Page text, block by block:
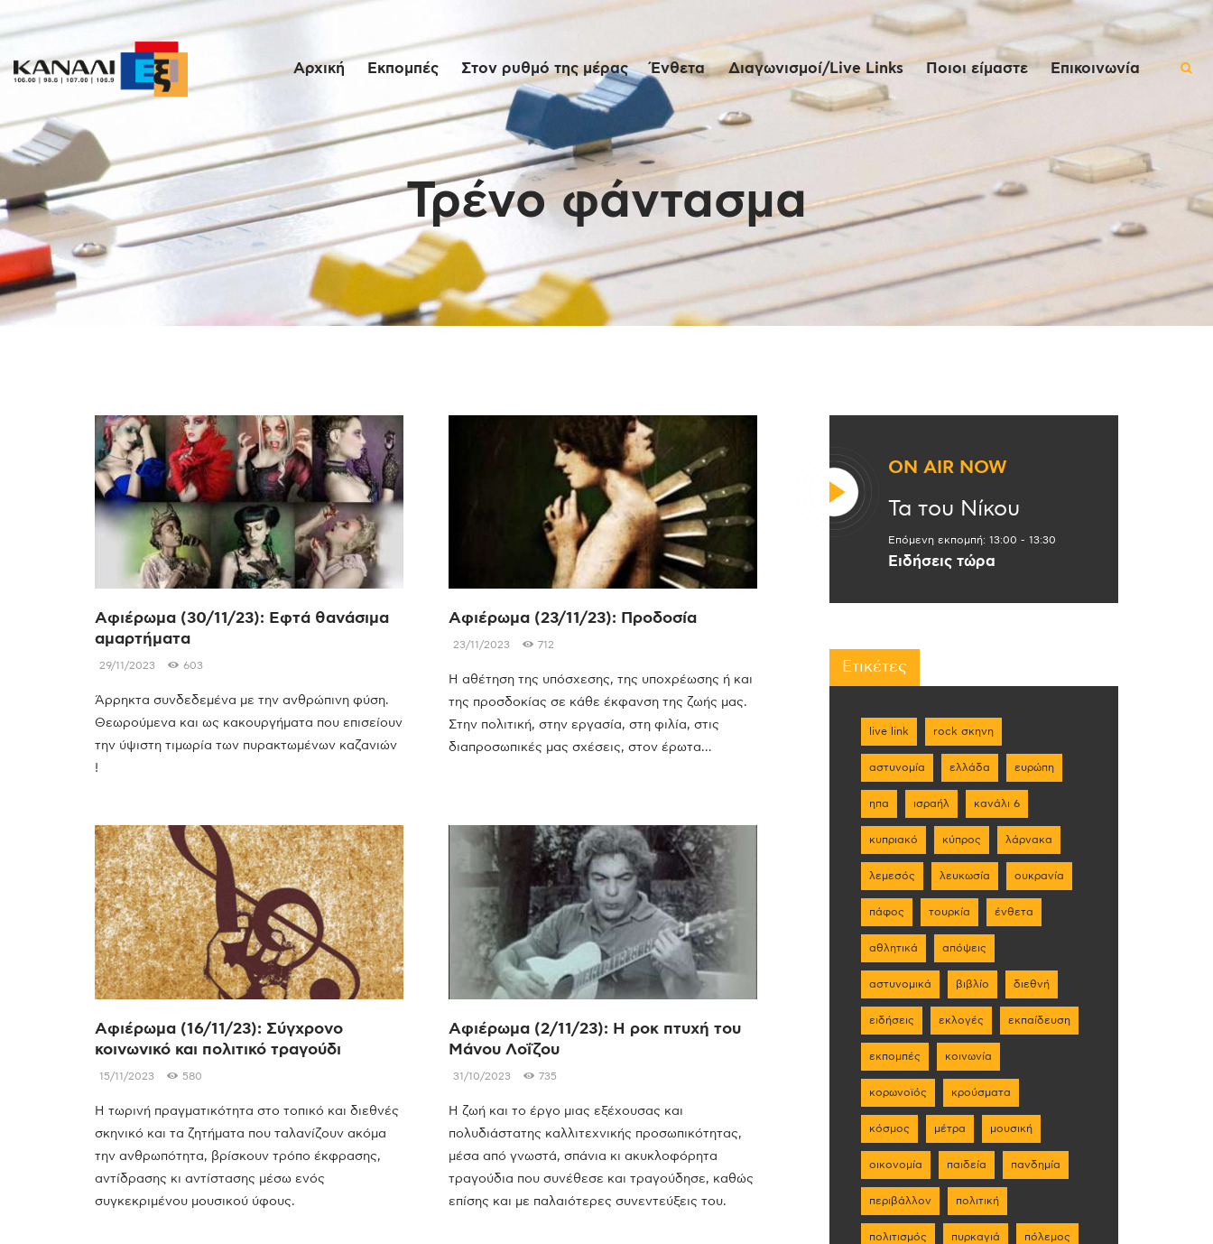
Αρχική Εκπομπές Στον ρυθμό της μέρας Ένθετα Διαγωνισμοί/Live Links Ποιοι είμαστε Επικοινωνία
Τρένο φάντασμα
Αρχική
Εκπομπές
Στον ρυθμό της
μέρας
Ένθετα
Διαγωνισμοί/Live
Links
Επικοινωνία
Αφιέρωμα (30/11/23): Εφτά θανάσιμα
αμαρτήματα
29/11/2023 603
Άρρηκτα συνδεδεμένα με την ανθρώπινη φύση.
Θεωρούμενα και ως κακουργήματα που επισείουν
την ύψιστη τιμωρία των πυρακτωμένων καζανιών
!
Αφιέρωμα (23/11/23): Προδοσία
23/11/2023 712
Η αθέτηση της υπόσχεσης, της υποχρέωσης ή και
της προσδοκίας σε κάθε έκφανση της ζωής μας.
Στην πολιτική, στην εργασία, στη φιλία, στις
διαπροσωπικές μας σχέσεις, στον έρωτα…
Αφιέρωμα (16/11/23): Σύγχρονο
κοινωνικό και πολιτικό τραγούδι
15/11/2023 580
Η τωρινή πραγματικότητα στο τοπικό και διεθνές
σκηνικό και τα ζητήματα που ταλανίζουν ακόμα
την ανθρωπότητα, βρίσκουν τρόπο έκφρασης,
αντίδρασης κι αντίστασης μέσω ενός
συγκεκριμένου μουσικού ύφους.
Αφιέρωμα (2/11/23): Η ροκ πτυχή του
Μάνου Λοΐζου
31/10/2023 735
Η ζωή και το έργο μιας εξέχουσας και
πολυδιάστατης καλλιτεχνικής προσωπικότητας,
μέσα από γνωστά, σπάνια κι ακυκλοφόρητα
τραγούδια που συνέθεσε και τραγούδησε, καθώς
επίσης και με παλαιότερες συνεντεύξεις του.
ON AIR NOW
Τα του Νίκου
Επόμενη εκπομπή: 13:00 - 13:30
Ειδήσεις τώρα
Ετικέτες
live link rock σκηνη
αστυνομία ελλάδα ευρώπη
ηπα ισραήλ κανάλι 6
κυπριακό κύπρος λάρνακα
λεμεσός λευκωσία ουκρανία
πάφος τουρκία ένθετα
αθλητικά απόψεις
αστυνομικά βιβλίο διεθνή
ειδήσεις εκλογές εκπαίδευση
εκπομπές κοινωνία
κορωνοϊός κρούσματα
κόσμος μέτρα μουσική
οικονομία παιδεία πανδημία
περιβάλλον πολιτική
πολιτισμός πυρκαγιά πόλεμος